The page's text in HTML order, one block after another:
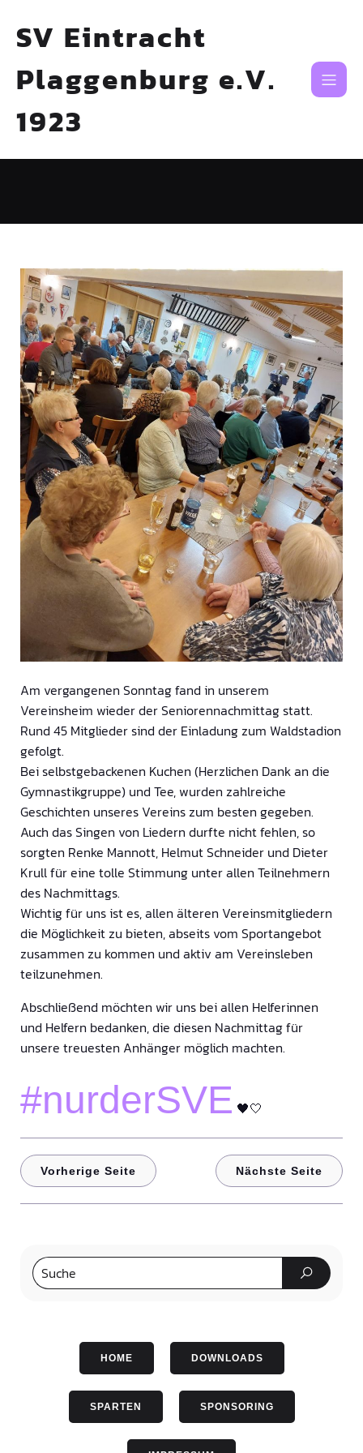
SV Eintracht
Plaggenburg e.V.
1923
Am vergangenen Sonntag fand in unserem
Vereinsheim wieder der Seniorennachmittag statt.
Rund 45 Mitglieder sind der Einladung zum Waldstadion
gefolgt.
Bei selbstgebackenen Kuchen (Herzlichen Dank an die
Gymnastikgruppe) und Tee, wurden zahlreiche
Geschichten unseres Vereins zum besten gegeben.
Auch das Singen von Liedern durfte nicht fehlen, so
sorgten Renke Mannott, Helmut Schneider und Dieter
Krull für eine tolle Stimmung unter allen Teilnehmern
des Nachmittags.
Wichtig für uns ist es, allen älteren Vereinsmitgliedern
die Möglichkeit zu bieten, abseits vom Sportangebot
zusammen zu kommen und aktiv am Vereinsleben
teilzunehmen.
Abschließend möchten wir uns bei allen Helferinnen
und Helfern bedanken, die diesen Nachmittag für
unsere treuesten Anhänger möglich machten.
#nurderSVE 🖤🤍
Vorherige Seite Nächste Seite
HOME DOWNLOADS
SPARTEN SPONSORING